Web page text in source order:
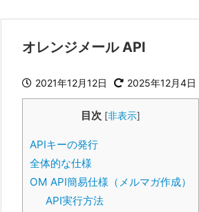
オレンジメール API
2021年12月12日 2025年12月4日
目次 [非表示]
APIキーの発行
全体的な仕様
OM API簡易仕様（メルマガ作成）
API実行方法